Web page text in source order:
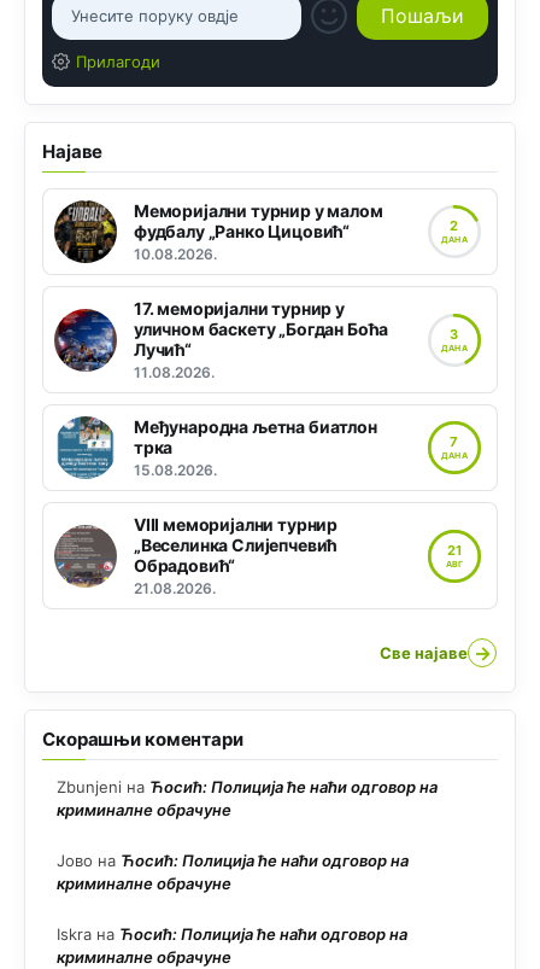
Прилагоди
Најаве
Меморијални турнир у малом
фудбалу „Ранко Цицовић“
10.08.2026.
2
ДАНА
17. меморијални турнир у
уличном баскету „Богдан Боћа
Лучић“
11.08.2026.
3
ДАНА
Међународна љетна биатлон
трка
15.08.2026.
7
ДАНА
VIII меморијални турнир
„Веселинка Слијепчевић
Обрадовић“
21.08.2026.
21
АВГ
Све најаве →
Скорашњи коментари
Zbunjeni на Ћосић: Полиција ће наћи одговор на
криминалне обрачуне
Јово на Ћосић: Полиција ће наћи одговор на
криминалне обрачуне
Iskra на Ћосић: Полиција ће наћи одговор на
криминалне обрачуне